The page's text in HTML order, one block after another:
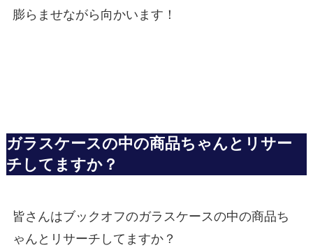
膨らませながら向かいます！
ガラスケースの中の商品ちゃんとリサー
チしてますか？
皆さんはブックオフのガラスケースの中の商品ち
ゃんとリサーチしてますか？